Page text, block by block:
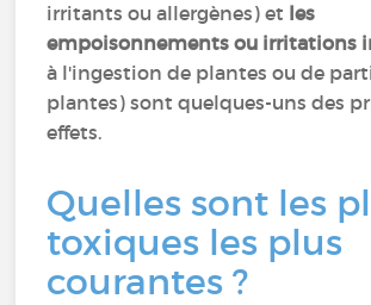
irritants ou allergènes) et les
empoisonnements ou irritations
à l'ingestion de plantes ou de
plantes) sont quelques-uns des
effets.
Quelles sont les
toxiques les plus
courantes ?